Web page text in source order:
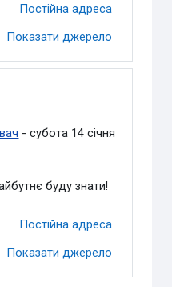
Постійна адреса
Показати джерело
Оксана Олександрівна
-субота 14 січня
буду знати!
Постійна адреса
Показати джерело